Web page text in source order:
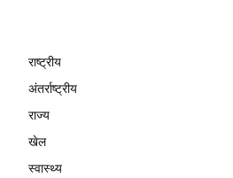
राष्ट्रीय
अंतर्राष्ट्रीय
राज्य
खेल
स्वास्थ्य